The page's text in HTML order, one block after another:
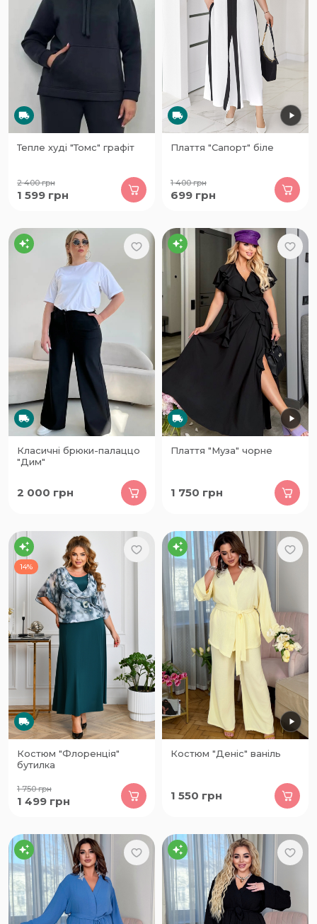
Тепле худі "Томс" графіт
2 400грн
1 599 грн
Плаття "Сапорт" біле
1 400грн
699 грн
Класичні брюки-палаццо
"Дим"
2 000 грн
Плаття "Муза" чорне
1 750 грн
14%
Костюм "Флоренція"
бутилка
1 750грн
1 499 грн
Костюм "Деніс" ваніль
1 550 грн